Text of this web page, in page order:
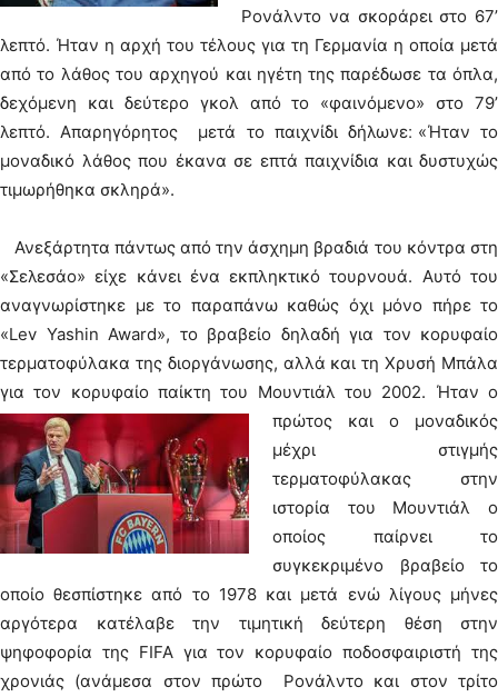
Ρονάλντο να σκοράρει στο 67’
λεπτό. Ήταν η αρχή του τέλους για τη Γερμανία η οποία μετά
από το λάθος του αρχηγού και ηγέτη της παρέδωσε τα όπλα,
δεχόμενη και δεύτερο γκολ από το «φαινόμενο» στο 79’
λεπτό. Απαρηγόρητος μετά το παιχνίδι δήλωνε׃ «Ήταν το
μοναδικό λάθος που έκανα σε επτά παιχνίδια και δυστυχώς
τιμωρήθηκα σκληρά».
Ανεξάρτητα πάντως από την άσχημη βραδιά του κόντρα στη
«Σελεσάο» είχε κάνει ένα εκπληκτικό τουρνουά. Αυτό του
αναγνωρίστηκε με το παραπάνω καθώς όχι μόνο πήρε το
«Lev Yashin Award», το βραβείο δηλαδή για τον κορυφαίο
τερματοφύλακα της διοργάνωσης, αλλά και τη Χρυσή Μπάλα
για τον κορυφαίο παίκτη του Μουντιάλ του 2002. Ήταν ο
πρώτος και ο μοναδικός
μέχρι στιγμής
τερματοφύλακας στην
ιστορία του Μουντιάλ ο
οποίος παίρνει το
συγκεκριμένο βραβείο το
οποίο θεσπίστηκε από το 1978 και μετά ενώ λίγους μήνες
αργότερα κατέλαβε την τιμητική δεύτερη θέση στην
ψηφοφορία της FIFA για τον κορυφαίο ποδοσφαιριστή της
χρονιάς (ανάμεσα στον πρώτο Ρονάλντο και στον τρίτο